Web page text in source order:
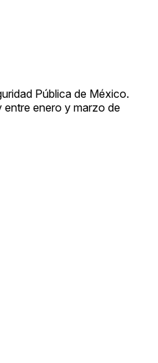
Pública de México.
entre enero y marzo de